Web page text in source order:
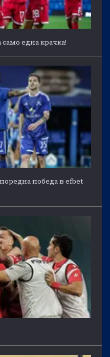
една крачка!
победа в efbet